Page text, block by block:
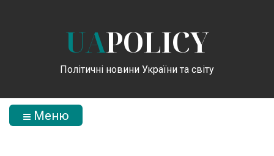
UAPOLICY
Політичні новини України та світу
Меню